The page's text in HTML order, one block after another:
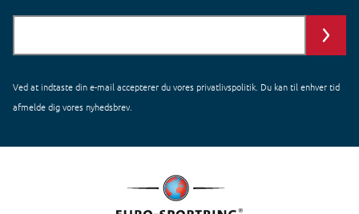
Ved at indtaste din e-mail accepterer du vores privatlivspolitik . Du kan til enhver tid
afmelde dig vores nyhedsbrev.